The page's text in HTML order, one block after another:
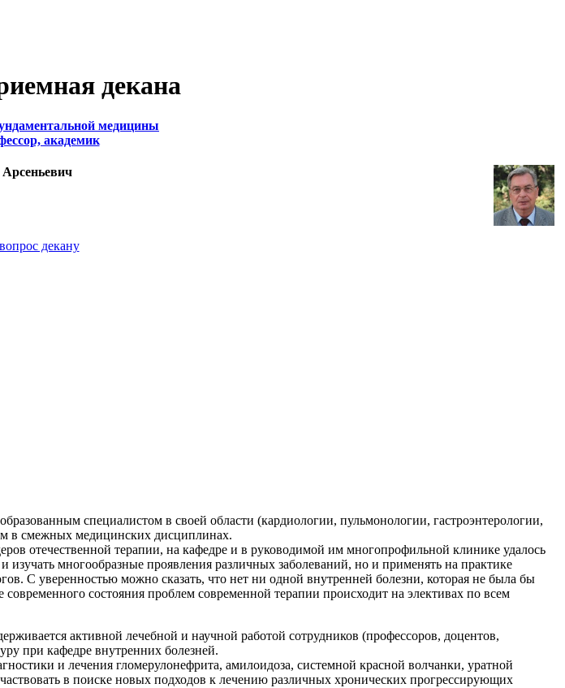
декана
медицины
академик
декану
специалистом в своей области (кардиологии, пульмонологии, гастроэнтерологии,
в смежных медицинских дисциплинах.
отечественной терапии, на кафедре и в руководимой им многопрофильной клинике удалось
многообразные проявления различных заболеваний, но и применять на практике
С уверенностью можно сказать, что нет ни одной внутренней болезни, которая не была бы
состояния проблем современной терапии происходит на элективах по всем
активной лечебной и научной работой сотрудников (профессоров, доцентов,
при кафедре внутренних болезней.
и лечения гломерулонефрита, амилоидоза, системной красной волчанки, уратной
в поиске новых подходов к лечению различных хронических прогрессирующих